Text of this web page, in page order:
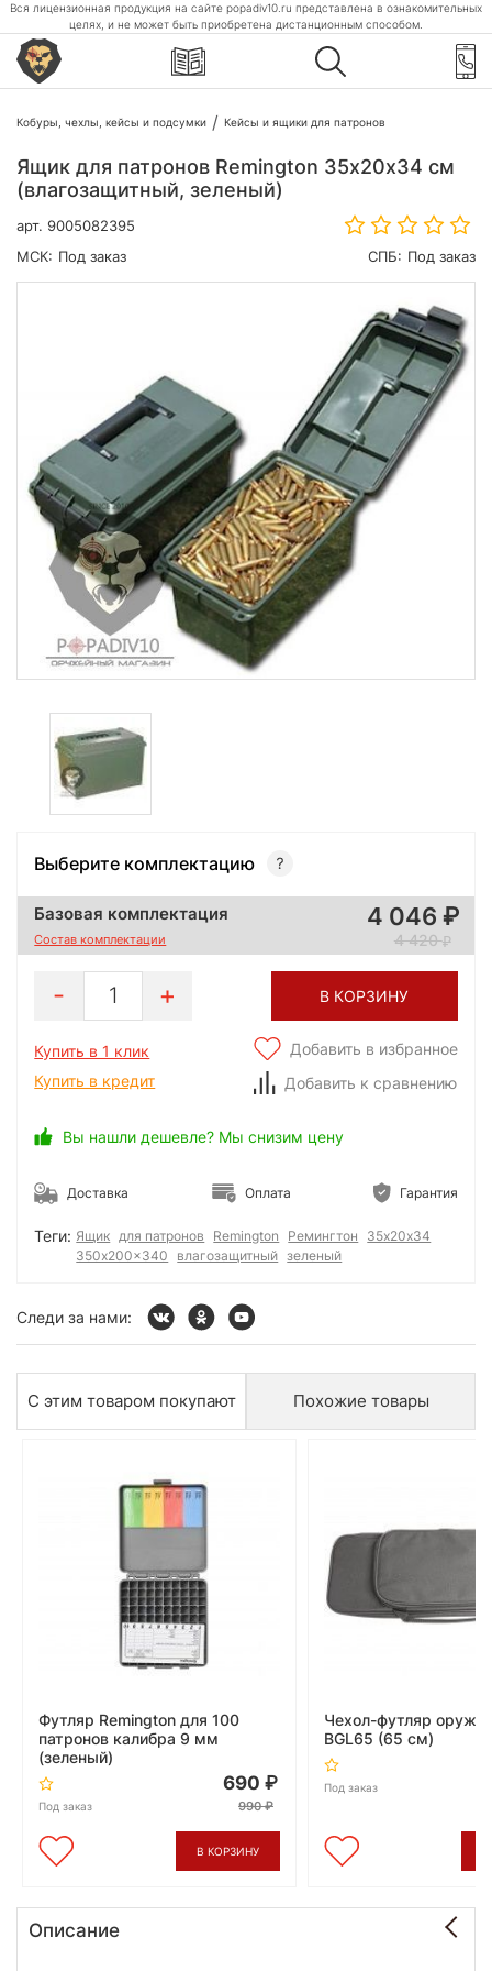
Вся лицензионная продукция на сайте popadiv10.ru представлена в ознакомительных
целях, и не может быть приобретена дистанционным способом.
Кобуры, чехлы, кейсы и подсумки Кейсы и ящики для патронов
Ящик для патронов Remington 35х20х34 cм
(влагозащитный, зеленый)
арт. 9005082395
МСК: Под заказ СПБ: Под заказ
Выберите комплектацию
Базовая комплектация
Состав комплектации
4 046
4 420
1 В КОРЗИНУ
Купить в 1 клик
Купить в кредит
Добавить в избранное
Добавить к сравнению
Вы нашли дешевле? Мы снизим цену
Доставка Оплата Гарантия
Теги: Ящик для патронов Remington Ремингтон
35х20х34
350x200x340
влагозащитный зеленый
Следи за нами:
С этим товаром покупают Похожие товары
Футляр Remington для 100
патронов калибра 9 мм
(зеленый)
Под заказ
690
990
В КОРЗИНУ
Чехол-футляр
BGL65 (65 см)
Под заказ
Описание